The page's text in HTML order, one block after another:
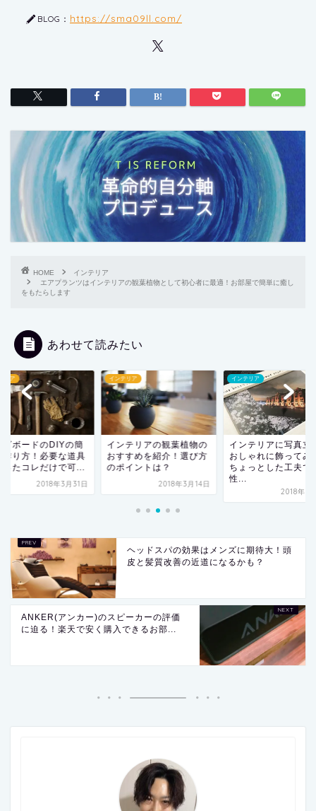
BLOG： https://sma09ll.com/
HOME
インテリア
エアプランツはインテリアの観葉植物として初心者に最適！お部屋で簡単に癒し
をもたらします
あわせて読みたい
リア
ビボードのDIYの簡
作り方！必要な道具
ったコレだけで可...
2018年3月31日
インテリア
インテリアの観葉植物の
おすすめを紹介！選び方
のポイントは？
2018年3月14日
インテリア
インテリアに写真立
おしゃれに飾ってみ
ちょっとした工夫で
性...
2018年5
ヘッドスパの効果はメンズに期待大！頭
皮と髪質改善の近道になるかも？
ANKER(アンカー)のスピーカーの評価
に迫る！楽天で安く購入できるお部...